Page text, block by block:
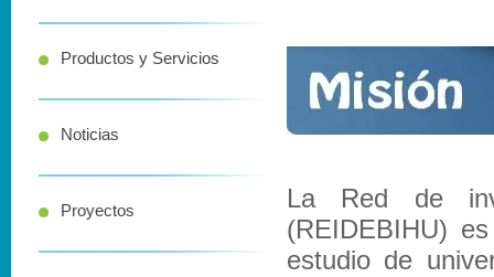
Productos y Servicios
Noticias
Proyectos
La Red de
(REIDEBIHU)
estudio de